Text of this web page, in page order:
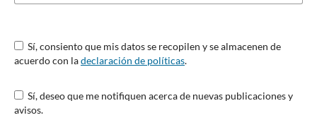
Sí, consiento que mis datos se recopilen y se almacenen de
acuerdo con ladeclaración de políticas.
Sí, deseo que me notifiquen acerca de nuevas publicaciones y
avisos.